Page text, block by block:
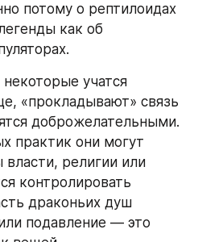
потому о рептилоидах
как об
учатся
«прокладывают» связь
доброжелательными.
практик они могут
власти, религии или
контролировать
драконьих душ
подавление — это